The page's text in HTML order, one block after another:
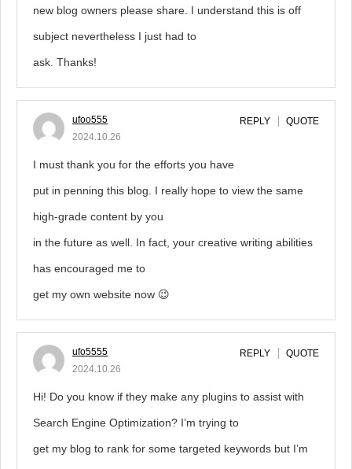
new blog owners please share. I understand this is off
subject nevertheless I just had to
ask. Thanks!
ufoo555
2024.10.26
REPLY QUOTE
I must thank you for the efforts you have
put in penning this blog. I really hope to view the same
high-grade content by you
in the future as well. In fact, your creative writing abilities
has encouraged me to
get my own website now 😉
ufo5555
2024.10.26
REPLY QUOTE
Hi! Do you know if they make any plugins to assist with
Search Engine Optimization? I’m trying to
get my blog to rank for some targeted keywords but I’m